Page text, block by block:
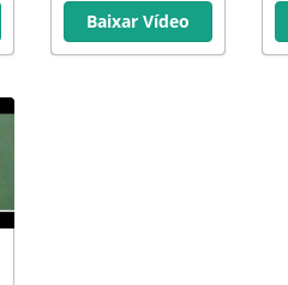
Baixar Vídeo